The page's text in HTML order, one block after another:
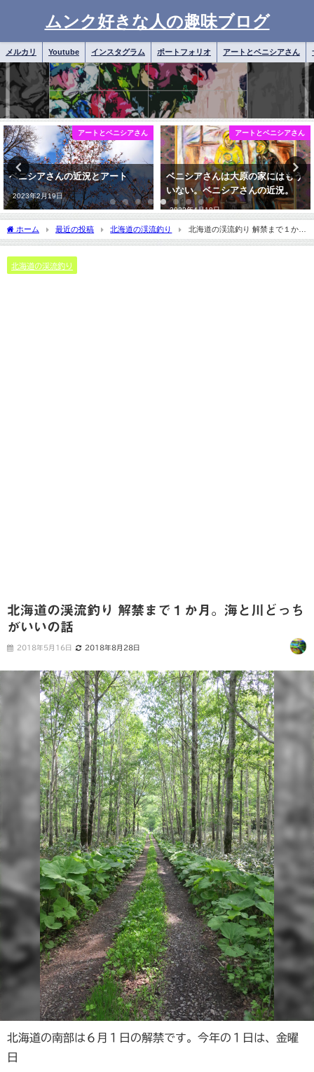
ムンク好きな人の趣味ブログ
メルカリ Youtube インスタグラム ポートフォリオ アートとベニシアさん
アートとベニシアさん
ベニシアさんは大原の家にはもう
いない。ベニシアさんの近況。
2022年4月18日
日常雑記
ベニシアさんのエッセイと人生
絵のテーマとしての家族
2018年6月22日
ホーム 最近の投稿 北海道の渓流釣り
北海道の渓流釣り 解禁まで１か
月。海と川どっちがいいの話
北海道の渓流釣り
北海道の渓流釣り 解禁まで１か月。海と川どっち
がいいの話
2018年5月16日 2018年8月28日
北海道の南部は６月１日の解禁です。今年の１日は、金曜
日